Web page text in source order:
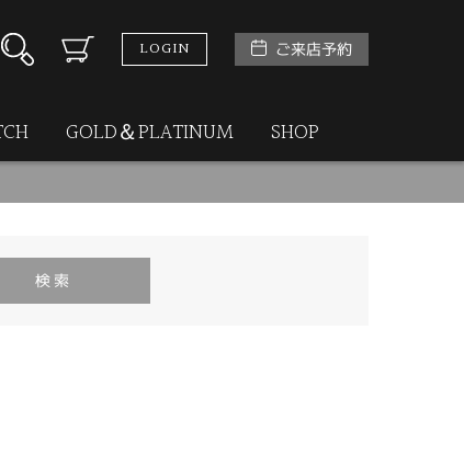
LOGIN ご来店予約
GOLD＆PLATINUM SHOP